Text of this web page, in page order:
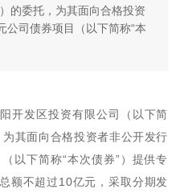
）的委托，为其面向合格投资
公司债券项目（以下简称“本
开发区投资有限公司（以下简
为其面向合格投资者非公开发行
以下简称“本次债券”）提供专
额不超过10亿元，采取分期发